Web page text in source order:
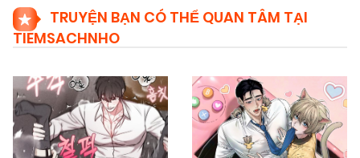
TRUYỆN BẠN CÓ THỂ QUAN TÂM TẠI
TIEMSACHNHO